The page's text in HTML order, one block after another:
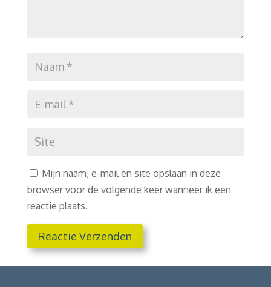
Mijn naam, e-mail en site opslaan in deze
browser voor de volgende keer wanneer ik een
reactie plaats.
Reactie Verzenden